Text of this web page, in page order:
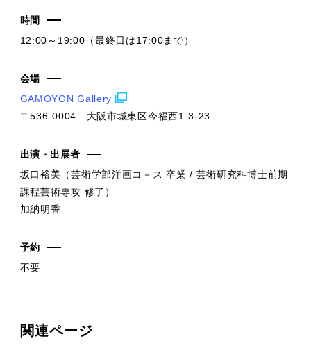
時間
12:00～19:00（最終日は17:00まで）
会場
GAMOYON Gallery
〒536-0004 大阪市城東区今福西1-3-23
出演・出展者
坂口裕美（芸術学部洋画コ－ス 卒業 / 芸術研究科博士前期
課程芸術専攻 修了）
加納明香
予約
不要
関連ページ